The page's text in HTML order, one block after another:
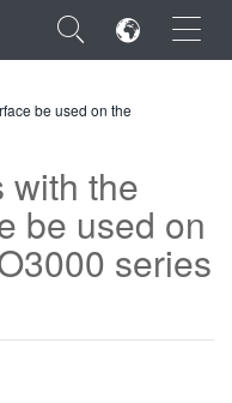
×
be used on the
with the
be used on
series